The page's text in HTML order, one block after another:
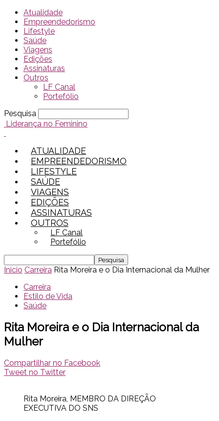
Atualidade
Empreendedorismo
Lifestyle
Saúde
Viagens
Edições
Assinaturas
Outros
LF Canal
Portefólio
Pesquisa
Liderança no Feminino
ATUALIDADE
EMPREENDEDORISMO
LIFESTYLE
SAÚDE
VIAGENS
EDIÇÕES
ASSINATURAS
OUTROS
LF Canal
Portefólio
Inicio Carreira Rita Moreira e o Dia Internacional da Mulher
Carreira
Estilo de Vida
Saúde
Rita Moreira e o Dia Internacional da
Mulher
Compartilhar no Facebook
Tweet no Twitter
Rita Moreira, MEMBRO DA DIREÇÃO
EXECUTIVA DO SNS